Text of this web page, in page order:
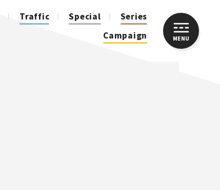
Traffic Special
Series
Campaign
MENUCLOSE